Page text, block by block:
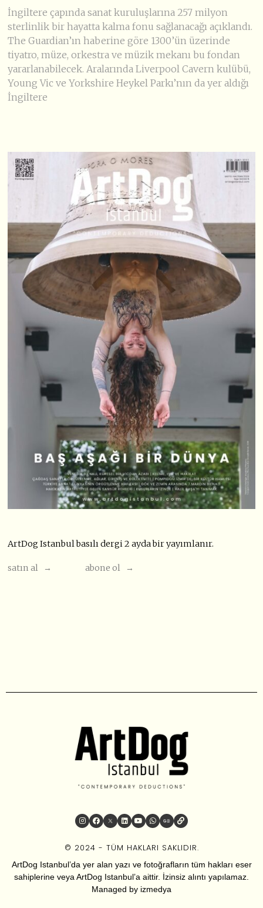
İngiltere çapında sanat kuruluşlarına 257 milyon
sterlinlik bir hayatta kalma fonu sağlanacağı açıklandı.
The Guardian’ın haberine göre 1300’ün üzerinde
tiyatro, müze, orkestra ve müzik mekanı bu fondan
yararlanabilecek. Aralarında Liverpool Cavern kulübü,
Young Vic ve Yorkshire Heykel Parkı’nın da yer aldığı
İngiltere
ArtDog Istanbul basılı dergi 2 ayda bir yayımlanır.
satın al → abone ol →
© 2024 - TÜM HAKLARI SAKLIDIR.
ArtDog Istanbul’da yer alan yazı ve fotoğrafların tüm hakları eser
sahiplerine veya ArtDog Istanbul’a aittir. İzinsiz alıntı yapılamaz.
Managed by izmedya